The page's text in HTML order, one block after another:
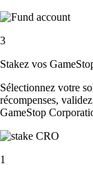
3
Stakez vos
Sélectionnez votre
récompenses,
GameStop
1